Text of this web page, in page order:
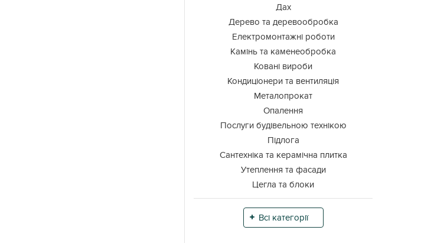
Дах
Дерево та деревообробка
Електромонтажні роботи
Камінь та каменеобробка
Ковані вироби
Кондиціонери та вентиляція
Металопрокат
Опалення
Послуги будівельною технікою
Підлога
Сантехніка та керамічна плитка
Утеплення та фасади
Цегла та блоки
Всі категорії